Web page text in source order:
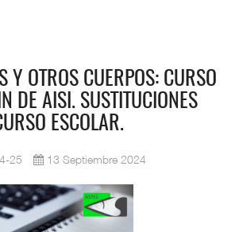
Y OTROS CUERPOS: CURSO
DE AISI. SUSTITUCIONES
ESCOLAR.
25 13 Septiembre 2024